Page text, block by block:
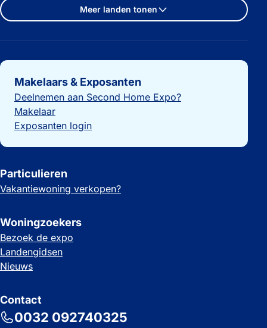
Meer landen tonen
Belangrijke links
Makelaars & Exposanten
Deelnemen aan Second Home Expo?
Makelaar
Exposanten login
Particulieren
Vakantiewoning verkopen?
Woningzoekers
Bezoek de expo
Landengidsen
Nieuws
Contact
0032 092740325